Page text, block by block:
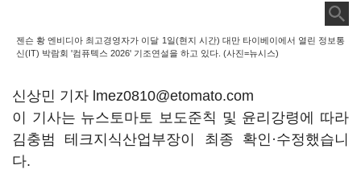
젠슨 황 엔비디아 최고경영자가 이달 1일(현지 시간) 대만 타이베이에서 열린 정보통
신(IT) 박람회 '컴퓨텍스 2026' 기조연설을 하고 있다. (사진=뉴시스)
신상민 기자 lmez0810@etomato.com
이 기사는 뉴스토마토 보도준칙 및 윤리강령에 따라
김충범 테크지식산업부장이 최종 확인·수정했습니
다.